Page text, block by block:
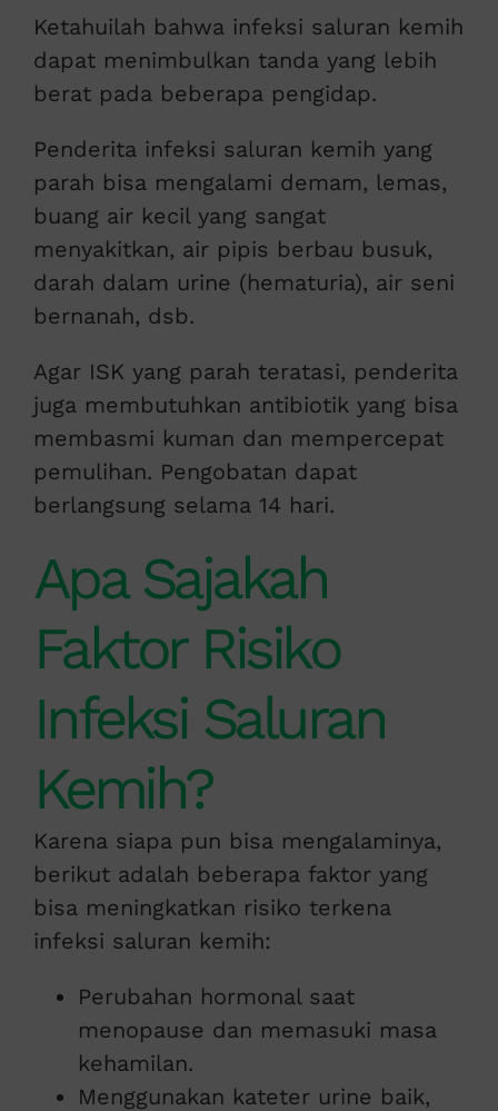
Ketahuilah bahwa infeksi saluran kemih
dapat menimbulkan tanda yang lebih
berat pada beberapa pengidap.
Penderita infeksi saluran kemih yang
parah bisa mengalami demam, lemas,
buang air kecil yang sangat
menyakitkan, air pipis berbau busuk,
darah dalam urine (hematuria), air seni
bernanah, dsb.
Agar ISK yang parah teratasi, penderita
juga membutuhkan antibiotik yang bisa
membasmi kuman dan mempercepat
pemulihan. Pengobatan dapat
berlangsung selama 14 hari.
Apa Sajakah
Faktor Risiko
Infeksi Saluran
Kemih?
Karena siapa pun bisa mengalaminya,
berikut adalah beberapa faktor yang
bisa meningkatkan risiko terkena
infeksi saluran kemih:
Perubahan hormonal saat
menopause dan memasuki masa
kehamilan.
Menggunakan kateter urine baik,